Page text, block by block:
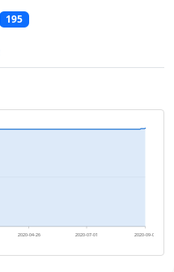
195
2020-04-26 2020-07-01 2020-09-06